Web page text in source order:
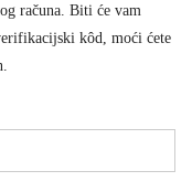
računa. Biti će vam
kôd, moći ćete